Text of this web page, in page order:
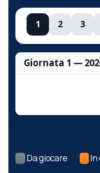
1 2 3
Giornata 1 —
Da giocare In